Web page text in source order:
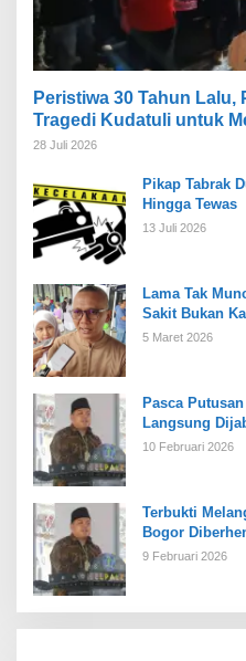
Peristiwa 30 Tahun Lalu,
Tragedi Kudatuli untuk
28 Juli 2026
Pikap Tabrak
Hingga Tewas
13 Juli 2026
Lama Tak
Sakit Bukan
5 Maret 2026
Pasca
Langsung
10 Februari 2026
Terbukti
Bogor
9 Februari 2026